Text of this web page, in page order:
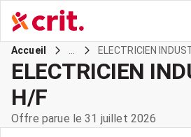
Accueil ELECTRICIEN
ELECTRICIEN
H/F
Offre parue le 31 juillet 2026